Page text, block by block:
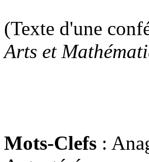
(Texte d'une
Arts et
Mots-Clefs :